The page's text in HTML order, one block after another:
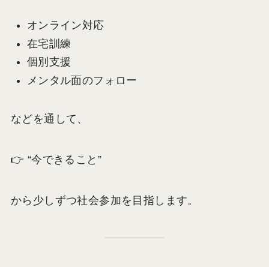
オンライン対応
在宅訓練
個別支援
メンタル面のフォロー
などを通して、
👉 “今できること”
から少しずつ社会参加を目指します。